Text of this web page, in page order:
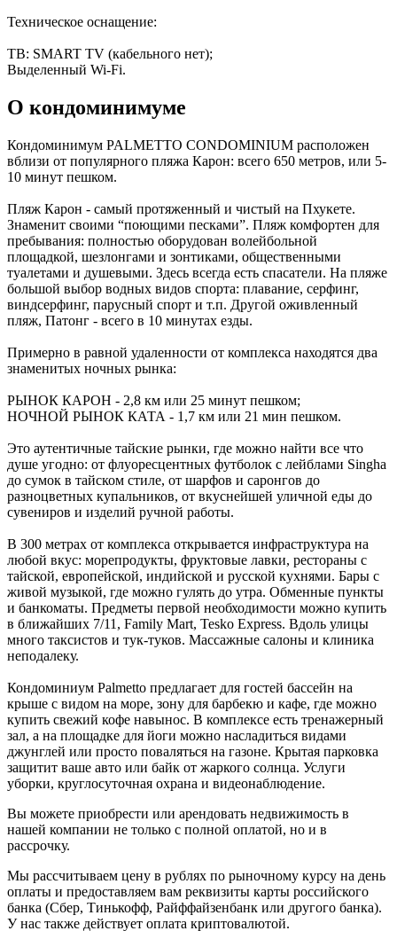
Техническое оснащение:
ТВ: SMART TV (кабельного нет);
Выделенный Wi-Fi.
О кондоминимуме
Кондоминимум PALMETTO CONDOMINIUM расположен
вблизи от популярного пляжа Карон: всего 650 метров, или 5-
10 минут пешком.
Пляж Карон - самый протяженный и чистый на Пхукете.
Знаменит своими “поющими песками”. Пляж комфортен для
пребывания: полностью оборудован волейбольной
площадкой, шезлонгами и зонтиками, общественными
туалетами и душевыми. Здесь всегда есть спасатели. На пляже
большой выбор водных видов спорта: плавание, серфинг,
виндсерфинг, парусный спорт и т.п. Другой оживленный
пляж, Патонг - всего в 10 минутах езды.
Примерно в равной удаленности от комплекса находятся два
знаменитых ночных рынка:
РЫНОК КАРОН - 2,8 км или 25 минут пешком;
НОЧНОЙ РЫНОК КАТА - 1,7 км или 21 мин пешком.
Это аутентичные тайские рынки, где можно найти все что
душе угодно: от флуоресцентных футболок с лейблами Singha
до сумок в тайском стиле, от шарфов и саронгов до
разноцветных купальников, от вкуснейшей уличной еды до
сувениров и изделий ручной работы.
В 300 метрах от комплекса открывается инфраструктура на
любой вкус: морепродукты, фруктовые лавки, рестораны с
тайской, европейской, индийской и русской кухнями. Бары с
живой музыкой, где можно гулять до утра. Обменные пункты
и банкоматы. Предметы первой необходимости можно купить
в ближайших 7/11, Family Mart, Tesko Express. Вдоль улицы
много таксистов и тук-туков. Массажные салоны и клиника
неподалеку.
Кондоминиум Palmetto предлагает для гостей бассейн на
крыше с видом на море, зону для барбекю и кафе, где можно
купить свежий кофе навынос. В комплексе есть тренажерный
зал, а на площадке для йоги можно насладиться видами
джунглей или просто поваляться на газоне. Крытая парковка
защитит ваше авто или байк от жаркого солнца. Услуги
уборки, круглосуточная охрана и видеонаблюдение.
Вы можете приобрести или арендовать недвижимость в
нашей компании не только с полной оплатой, но и в
рассрочку.
Мы рассчитываем цену в рублях по рыночному курсу на день
оплаты и предоставляем вам реквизиты карты российского
банка (Сбер, Тинькофф, Райффайзенбанк или другого банка).
У нас также действует оплата криптовалютой.